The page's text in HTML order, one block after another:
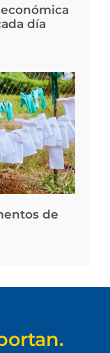
día
de